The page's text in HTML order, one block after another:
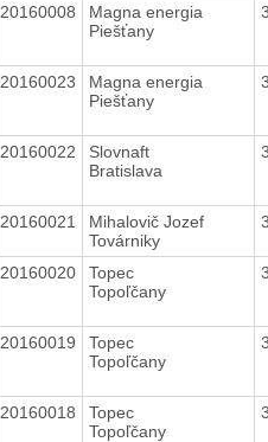
20160008
Magna energia
Piešťany
20160023
Magna energia
Piešťany
20160022
Slovnaft
Bratislava
20160021
Mihalovič Jozef
Továrniky
20160020
Topec
Topoľčany
20160019
Topec
Topoľčany
20160018
Topec
Topoľčany